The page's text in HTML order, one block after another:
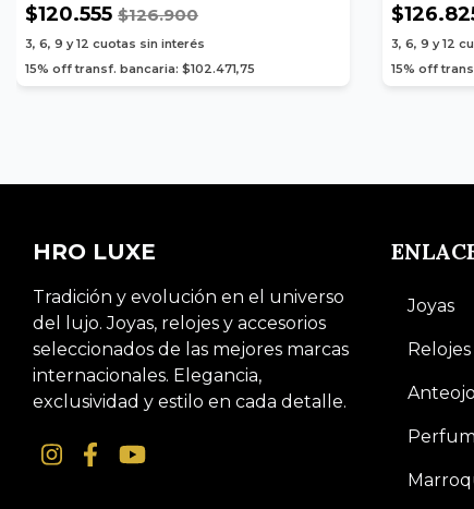
$120.555 $126.900
3, 6, 9 y 12 cuotas sin interés
15% off transf. bancaria: $102.471,75
3, 6, 9 y 12
15% off
HRO LUXE
Tradición y evolución en el universo
del lujo. Joyas, relojes y accesorios
seleccionados de las mejores marcas
internacionales. Elegancia,
exclusividad y estilo en cada detalle.
Joyas
Relojes